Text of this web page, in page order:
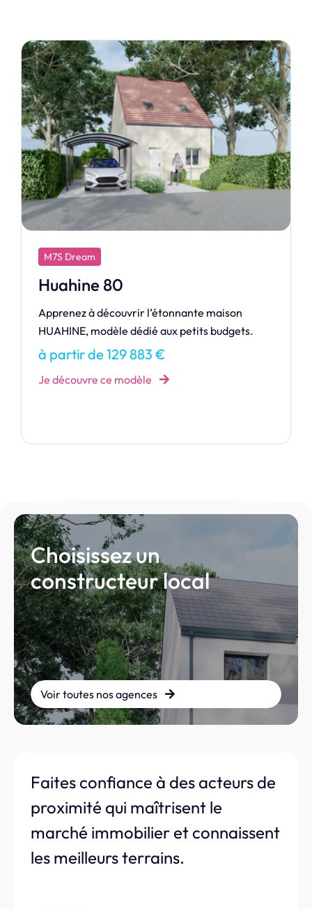
M7S Design
Création
Notre maison de la gamme Design. Cédez aux
charmes de la CRÉATION.
à partir de 361 279 €
Je découvre ce modèle
Choisissez un
constructeur local
Voir toutes nos agences
Faites confiance à des acteurs de
proximité qui maîtrisent le
marché immobilier et connaissent
les meilleurs terrains.